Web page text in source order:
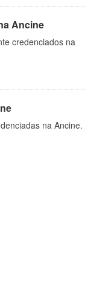
Ancine
credenciados na
na Ancine.